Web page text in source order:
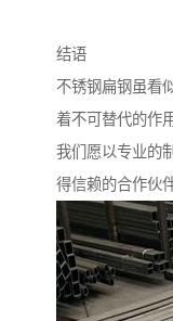
结语
不锈钢扁钢虽看
着不可替代的作用
我们愿以专业的
得信赖的合作伙伴